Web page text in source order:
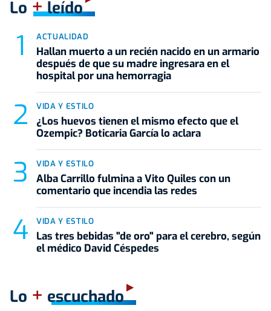
Lo +leído
ACTUALIDAD
Hallan muerto a un recién nacido en un armario
después de que su madre ingresara en el
hospital por una hemorragia
VIDA Y ESTILO
¿Los huevos tienen el mismo efecto que el
Ozempic? Boticaria García lo aclara
VIDA Y ESTILO
Alba Carrillo fulmina a Vito Quiles con un
comentario que incendia las redes
VIDA Y ESTILO
Las tres bebidas "de oro" para el cerebro, según
el médico David Céspedes
Lo + escuchado